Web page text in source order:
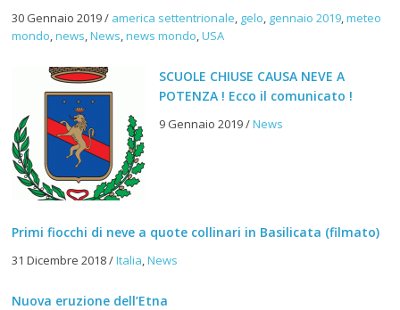
30 Gennaio 2019/ america settentrionale, gelo, gennaio 2019,meteo
mondo,news,News,news mondo,USA
SCUOLE CHIUSE CAUSA NEVE A
POTENZA ! Ecco il comunicato !
9 Gennaio 2019/News
Primi fiocchi di neve a quote collinari in Basilicata (filmato)
31 Dicembre 2018/Italia,News
Nuova eruzione dell’Etna